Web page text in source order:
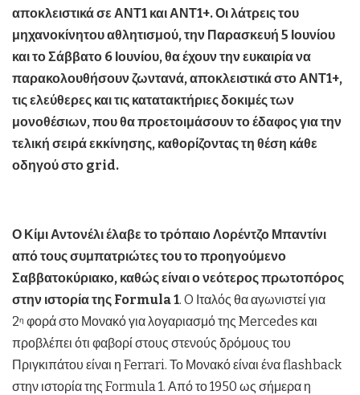
αποκλειστικά σε ΑΝΤ1 και ΑΝΤ1+. Οι λάτρεις του
μηχανοκίνητου αθλητισμού, την Παρασκευή 5 Ιουνίου
και το Σάββατο 6 Ιουνίου, θα έχουν την ευκαιρία να
παρακολουθήσουν ζωντανά, αποκλειστικά στο ΑΝΤ1+,
τις ελεύθερες και τις κατατακτήριες δοκιμές των
μονοθέσιων, που θα προετοιμάσουν το έδαφος για την
τελική σειρά εκκίνησης, καθορίζοντας τη θέση κάθε
οδηγού στο grid.
Ο Κίμι Αντονέλι έλαβε το τρόπαιο Λορέντζο Μπαντίνι
από τους συμπατριώτες του το προηγούμενο
Σαββατοκύριακο, καθώς είναι ο νεότερος πρωτοπόρος
στην ιστορία της Formula 1. O Ιταλός θα αγωνιστεί για
2η φορά στο Μονακό για λογαριασμό της Mercedes και
προβλέπει ότι φαβορί στους στενούς δρόμους του
Πριγκιπάτου είναι η Ferrari. Το Μονακό είναι ένα flashback
στην ιστορία της Formula 1. Από το 1950 ως σήμερα η